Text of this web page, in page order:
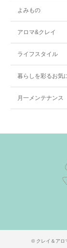
よみもの
アロマ&クレイ
ライフスタイル
暮らしを彩るお気
月一メンテナンス
© クレイ＆アロ